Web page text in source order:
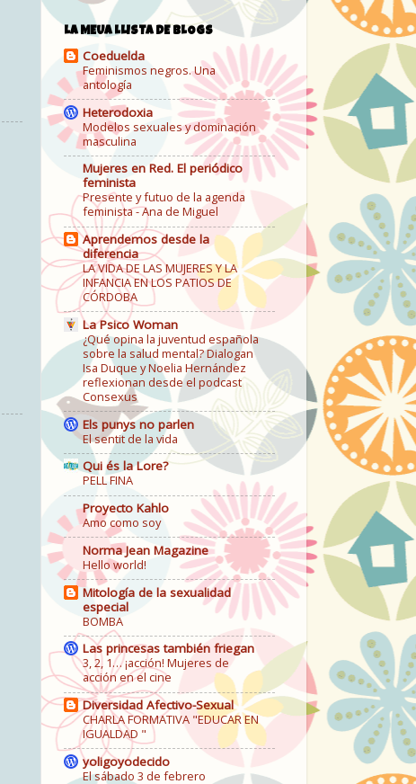
LA MEUA LLISTA DE BLOGS
Coeduelda
Feminismos negros. Una
antología
Heterodoxia
Modelos sexuales y dominación
masculina
Mujeres en Red. El periódico
feminista
Presente y futuo de la agenda
feminista - Ana de Miguel
Aprendemos desde la
diferencia
LA VIDA DE LAS MUJERES Y LA
INFANCIA EN LOS PATIOS DE
CÓRDOBA
La Psico Woman
¿Qué opina la juventud española
sobre la salud mental? Dialogan
Isa Duque y Noelia Hernández
reflexionan desde el podcast
Consexus
Els punys no parlen
El sentit de la vida
Qui és la Lore?
PELL FINA
Proyecto Kahlo
Amo como soy
Norma Jean Magazine
Hello world!
Mitología de la sexualidad
especial
BOMBA
Las princesas también friegan
3, 2, 1… ¡acción! Mujeres de
acción en el cine
Diversidad Afectivo-Sexual
CHARLA FORMATIVA "EDUCAR EN
IGUALDAD "
yoligoyodecido
El sábado 3 de febrero